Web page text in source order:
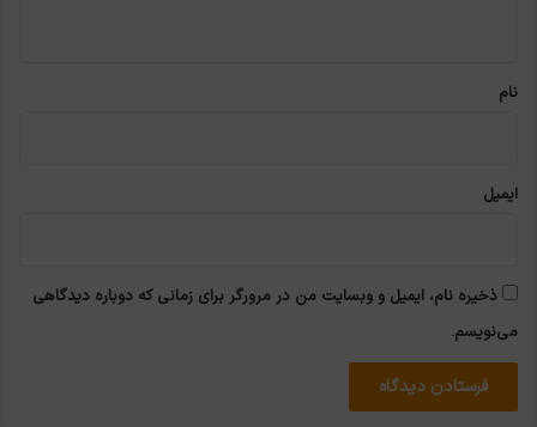
نام
ایمیل
ذخیره نام، ایمیل و وبسایت من در مرورگر برای زمانی که دوباره دیدگاهی
می‌نویسم.